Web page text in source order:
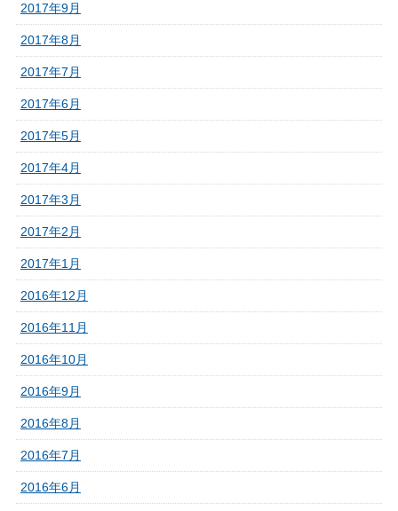
2017年9月
2017年8月
2017年7月
2017年6月
2017年5月
2017年4月
2017年3月
2017年2月
2017年1月
2016年12月
2016年11月
2016年10月
2016年9月
2016年8月
2016年7月
2016年6月